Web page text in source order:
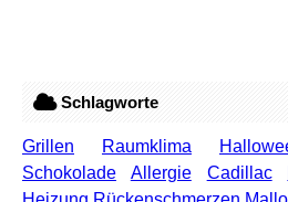
Schlagworte
Grillen Raumklima
Schokolade
Allergie Cadillac